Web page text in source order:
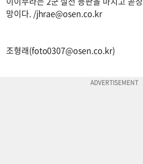
망이다. /jhrae@osen.co.kr
조형래(foto0307@osen.co.kr)